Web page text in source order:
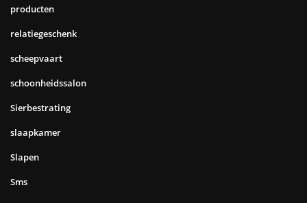
producten
relatiegeschenk
scheepvaart
schoonheidssalon
Sierbestrating
slaapkamer
Slapen
Sms